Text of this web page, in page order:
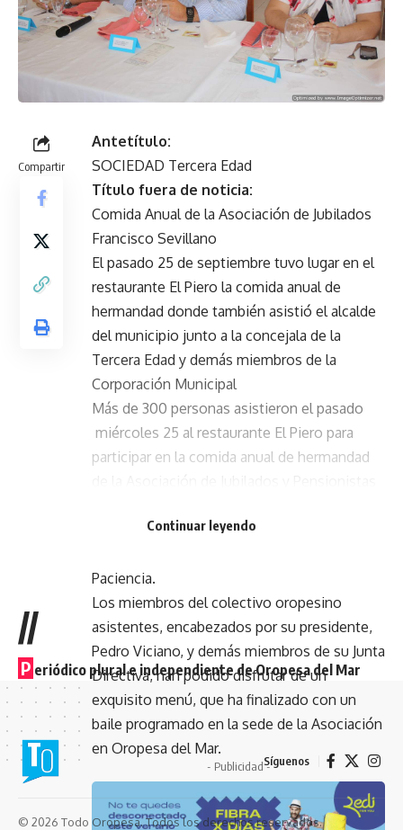
Compartir
Antetítulo:
SOCIEDAD Tercera Edad
Título fuera de noticia:
Comida Anual de la Asociación de Jubilados
Francisco Sevillano
El pasado 25 de septiembre tuvo lugar en el
restaurante El Piero la comida anual de
hermandad donde también asistió el alcalde
del municipio junto a la concejala de la
Tercera Edad y demás miembros de la
Corporación Municipal
Más de 300 personas asistieron el pasado
miércoles 25 al restaurante El Piero para
participar en la comida anual de hermandad
convoca para la semana previa al inicio de las
Paciencia.
Los miembros del colectivo oropesino
asistentes, encabezados por su presidente,
Pedro Viciano, y demás miembros de su Junta
Directiva, han podido disfrutar de un
exquisito menú, que ha finalizado con un
baile programado en la sede de la Asociación
en Oropesa del Mar.
- Publicidad -
Continuar leyendo
//
P eriódico plural e independiente de Oropesa del Mar
Síguenos
© 2026 Todo Oropesa. Todos los derechos reservados.